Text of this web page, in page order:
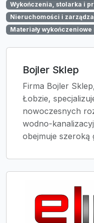
Wykończenia, stolarka i
Nieruchomości i
Materiały
Bojler Sklep
Firma Bojler
Łobzie,
nowoczesnych
wodno-
obejmuje szeroką